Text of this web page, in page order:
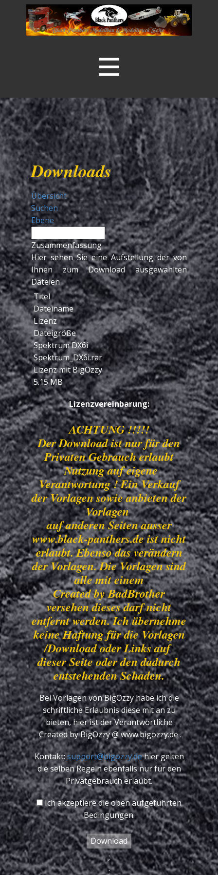
Downloads
Übersicht
Suchen
Ebene
Zusammenfassung
Hier sehen Sie eine Aufstellung der von
Ihnen zum Download ausgewählten
Dateien
Titel
Dateiname
Lizenz
Dateigröße
Spektrum DX6i
Spektrum_DX6i.rar
Lizenz mit BigOzzy
5.15 MB
Lizenzvereinbarung:
ACHTUNG !!!!!
Der Download ist nur für den
Privaten Gebrauch erlaubt
Nutzung auf eigene
Verantwortung ! Ein Verkauf
der Vorlagen sowie anbieten der
Vorlagen
auf anderen Seiten ausser
www.black-panthers.de ist nicht
erlaubt. Ebenso das verändern
der Vorlagen. Die Vorlagen sind
alle mit einem
Created by BadBrother
versehen dieses darf nicht
entfernt werden. Ich übernehme
keine Haftung für die Vorlagen
/Download oder Links auf
dieser Seite oder den dadurch
entstehenden Schaden.
Bei Vorlagen von BigOzzy habe ich die
schriftliche Erlaubnis diese mit an zu
bieten, hier ist der Verantwortliche
Created by BigOzzy @ www.bigozzy.de .
Kontakt:support@bigozzy.dehier gelten
die selben Regeln ebenfalls nur für den
Privatgebrauch erlaubt.
Ich akzeptiere die oben aufgeführten
Bedingungen.
;
;